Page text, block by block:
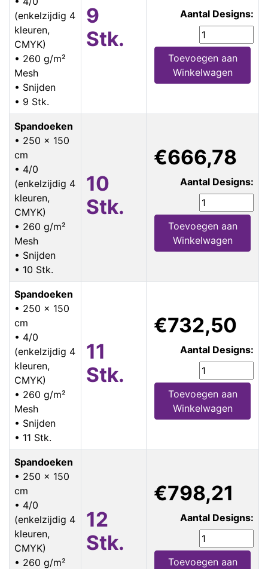
(enkelzijdig 4
kleuren,
CMYK)
• 260 g/m²
Mesh
• Snijden
• 9 Stk.
9
Stk.
Aantal Designs:
Toevoegen aan
Winkelwagen
Spandoeken
• 250 x 150
cm
• 4/0
(enkelzijdig 4
kleuren,
CMYK)
• 260 g/m²
Mesh
• Snijden
• 10 Stk.
10
Stk.
€666,78
Aantal Designs:
Toevoegen aan
Winkelwagen
Spandoeken
• 250 x 150
cm
• 4/0
(enkelzijdig 4
kleuren,
CMYK)
• 260 g/m²
Mesh
• Snijden
• 11 Stk.
11
Stk.
€732,50
Aantal Designs:
Toevoegen aan
Winkelwagen
Spandoeken
• 250 x 150
cm
• 4/0
(enkelzijdig 4
kleuren,
CMYK)
• 260 g/m²
12
Stk.
€798,21
Aantal Designs:
Toevoegen aan